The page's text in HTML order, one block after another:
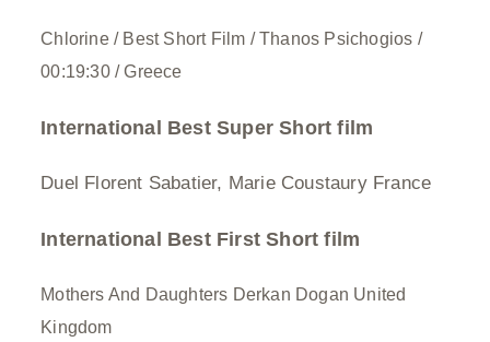
Chlorine / Best Short Film / Thanos Psichogios /
00:19:30 / Greece
International Best Super Short film
Duel Florent Sabatier, Marie Coustaury France
International Best First Short film
Mothers And Daughters Derkan Dogan United
Kingdom